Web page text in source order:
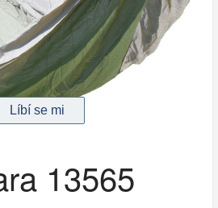
13565